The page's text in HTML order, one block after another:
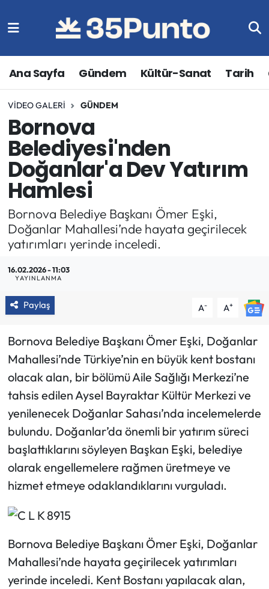
Ana Sayfa Gündem Kültür-Sanat Tarih
VIDEO GALERI GÜNDEM
Bornova
Belediyesi'nden
Doğanlar'a Dev Yatırım
Hamlesi
Bornova Belediye Başkanı Ömer Eşki,
Doğanlar Mahallesi’nde hayata geçirilecek
yatırımları yerinde inceledi.
16.02.2026 - 11:03
YAYINLANMA
Paylaş A- A+
Bornova Belediye Başkanı Ömer Eşki, Doğanlar
Mahallesi’nde Türkiye’nin en büyük kent bostanı
olacak alan, bir bölümü Aile Sağlığı Merkezi’ne
tahsis edilen Aysel Bayraktar Kültür Merkezi ve
yenilenecek Doğanlar Sahası’nda incelemelerde
bulundu. Doğanlar’da önemli bir yatırım süreci
başlattıklarını söyleyen Başkan Eşki, belediye
olarak engellemelere rağmen üretmeye ve
hizmet etmeye odaklandıklarını vurguladı.
Bornova Belediye Başkanı Ömer Eşki, Doğanlar
Mahallesi’nde hayata geçirilecek yatırımları
yerinde inceledi. Kent Bostanı yapılacak alan,